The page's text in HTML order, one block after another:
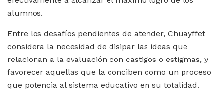
alumnos.
Entre los desafíos pendientes de atender, Chuayffet
considera la necesidad de disipar las ideas que
relacionan a la evaluación con castigos o estigmas, y
favorecer aquellas que la conciben como un proceso
que potencia al sistema educativo en su totalidad.